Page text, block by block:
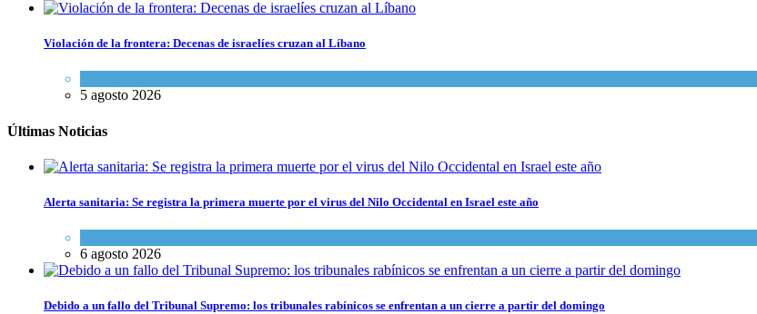
Violación de la frontera: Decenas de israelíes cruzan al Líbano
5 agosto 2026
Últimas Noticias
Alerta sanitaria: Se registra la primera muerte por el virus del Nilo Occidental en Israel este año
6 agosto 2026
Debido a un fallo del Tribunal Supremo: los tribunales rabínicos se enfrentan a un cierre a partir del domingo